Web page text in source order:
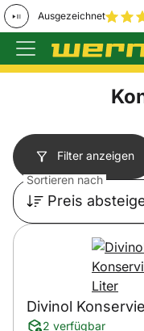
Ausgezeichnet
Zum
Filter anzeigen
Sortieren nach
Preis
Divinol
2 verfügbar